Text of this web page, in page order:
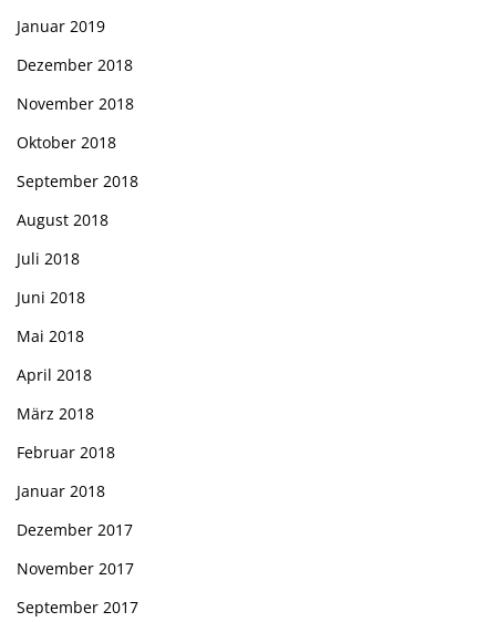
Januar 2019
Dezember 2018
November 2018
Oktober 2018
September 2018
August 2018
Juli 2018
Juni 2018
Mai 2018
April 2018
März 2018
Februar 2018
Januar 2018
Dezember 2017
November 2017
September 2017